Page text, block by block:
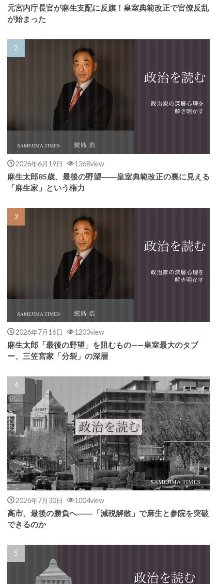
元宮内庁長官が麻生支配に反旗！皇室典範改正で官僚反乱
が始まった
2026年6月19日 1368view
麻生太郎85歳、最後の野望――皇室典範改正の裏に見える
「麻生家」という権力
2026年7月16日 1203view
麻生太郎「最後の野望」を阻むもの——皇室最大のタブ
ー、三笠宮家「分裂」の深層
2026年7月30日 1004view
高市、最後の勝負へ――「減税解散」で麻生と参院を突破
できるのか